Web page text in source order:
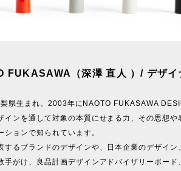
FUKASAWA（深澤 直人 ）/ デザイ
県生まれ。2003年にNAOTO FUKASAWA
インを通して対象の本質にせまる力、その思想や
ションで知られています。
するブランドのデザインや、日本企業のデザイン
手がけ、良品計画デザインアドバイザリーボード